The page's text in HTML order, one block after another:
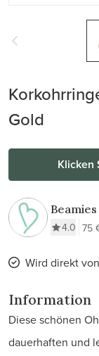
Gold
Klicken
Beamies
4.0 75
Wird direkt
Information
Diese schönen
dauerhaften und